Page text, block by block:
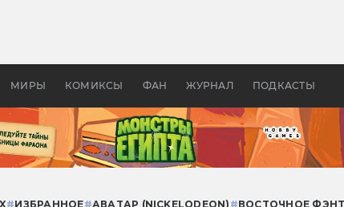
МИРЫ КОМИКСЫ ФАН ЖУРНАЛ ПОДКАСТЫ
в России —
бы «Властелина колец»
#ИЗБРАННОЕ#АВАТАР (NICKELODEON) #ВОСТОЧНОЕ